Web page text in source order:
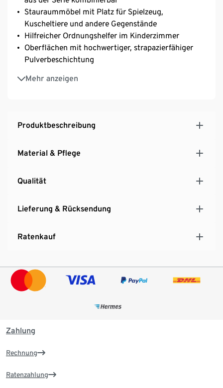
Stauraummöbel mit Platz für Spielzeug,
Kuscheltiere und andere Gegenstände
Hilfreicher Ordnungshelfer im Kinderzimmer
Oberflächen mit hochwertiger, strapazierfähiger
Pulverbeschichtung
Mehr anzeigen
Verchromtes Metallgestell und Knaufgriffe
Mit 4 Rollen, 2 davon feststellbar
Produktbeschreibung
Material & Pflege
Qualität
Lieferung & Rücksendung
Ratenkauf
Zahlung
Rechnung
Ratenzahlung